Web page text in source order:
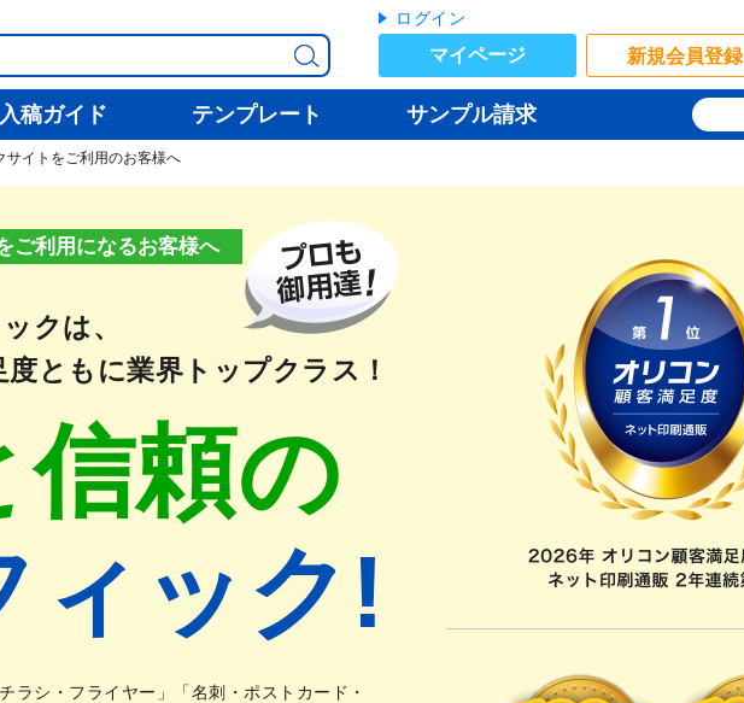
ログイン
マイページ 新規会員登録
入稿ガイド テンプレート サンプル請求
サイトをご利用のお客様へ
ご利用になるお客様へ
クは、
ともに業界トップクラス！
信頼の
ィック!
ラシ・フライヤー」「名刺・ポストカード・